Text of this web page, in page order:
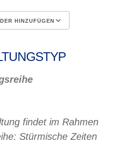
HINZUFÜGEN
findet im Rahmen
Stürmische Zeiten